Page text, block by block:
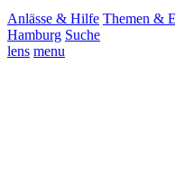
Anlässe & Hilfe Themen &
Hamburg Suche
lens menu